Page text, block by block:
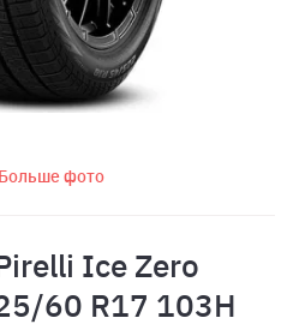
Больше фото
Ice Zero
60 R17 103H